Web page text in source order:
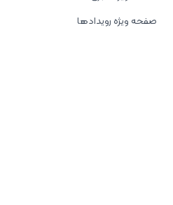
صفحه ویژه رویدادها